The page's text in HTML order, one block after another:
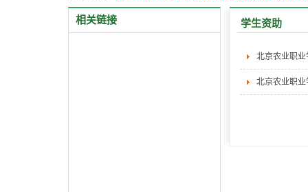
相关链接 学生资助
北京农业职
北京农业职